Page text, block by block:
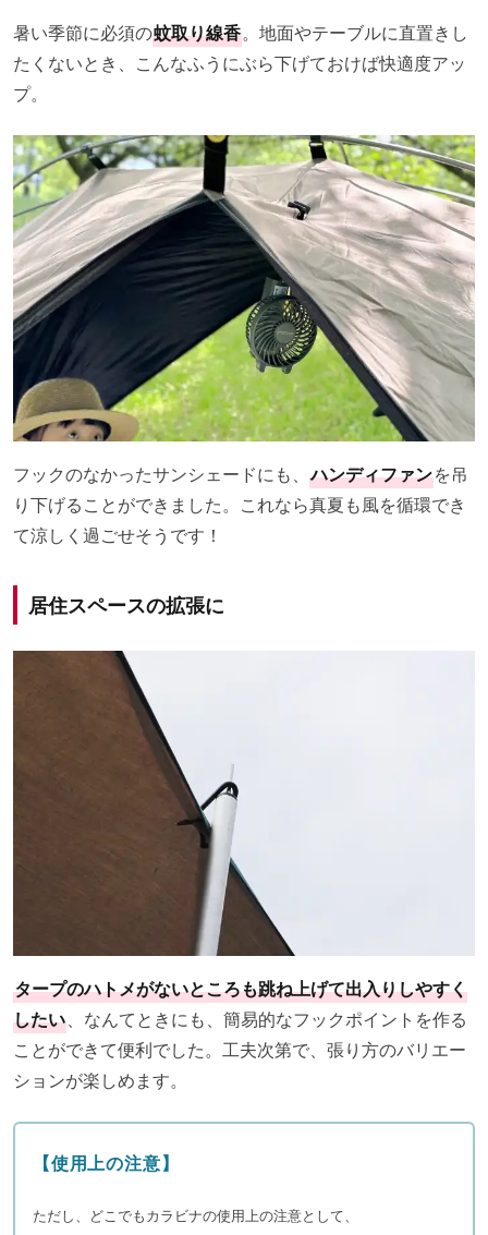
暑い季節に必須の蚊取り線香。地面やテーブルに直置きし
たくないとき、こんなふうにぶら下げておけば快適度アッ
プ。
フックのなかったサンシェードにも、 ハンディファンを吊
り下げることができました。これなら真夏も風を循環でき
て涼しく過ごせそうです！
居住スペースの拡張に
タープのハトメがないところも跳ね上げて出入りしやすく
したい、なんてときにも、簡易的なフックポイントを作る
ことができて便利でした。工夫次第で、張り方のバリエー
ションが楽しめます。
【使用上の注意】
ただし、どこでもカラビナの使用上の注意として、